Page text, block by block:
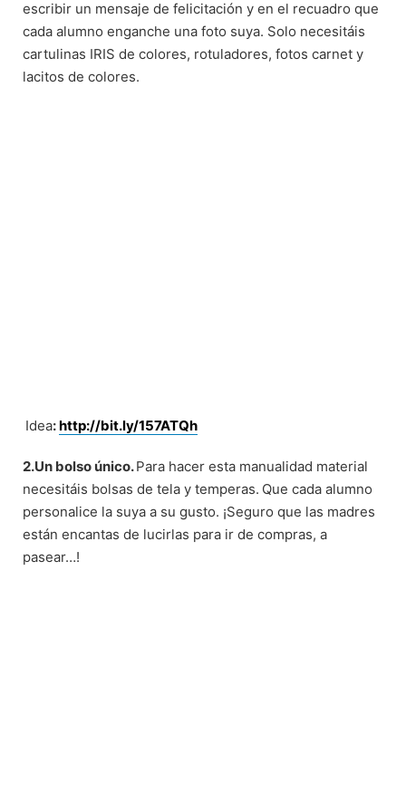
escribir un mensaje de felicitación y en el recuadro que
cada alumno enganche una foto suya. Solo necesitáis
cartulinas IRIS de colores, rotuladores, fotos carnet y
lacitos de colores.
Idea:http://bit.ly/157ATQh
2.Un bolso único.Para hacer esta manualidad material
necesitáis bolsas de tela y temperas. Que cada alumno
personalice la suya a su gusto. ¡Seguro que las madres
están encantas de lucirlas para ir de compras, a
pasear…!